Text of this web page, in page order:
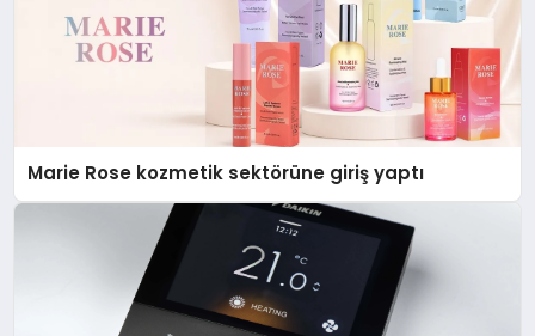
Marie Rose kozmetik sektörüne giriş yaptı